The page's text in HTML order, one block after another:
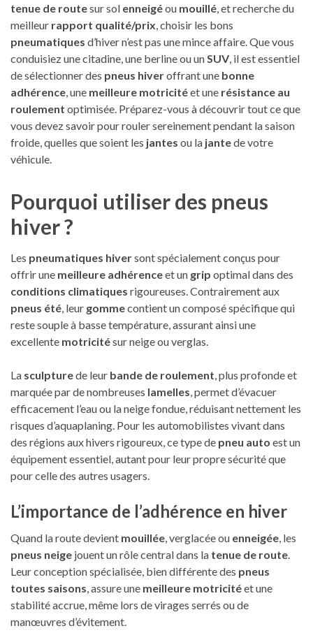
tenue de routesur sol enneigéou mouillé , et recherche du
meilleur rapport qualité/prix , choisir les bons
pneumatiques d’hiver n’est pas une mince affaire. Que vous
conduisiez une citadine, une berline ou un SUV , il est essentiel
de sélectionner des pneus hiveroffrant une bonne
adhérence , une meilleure motricitéet une résistance au
roulement optimisée. Préparez-vous à découvrir tout ce que
vous devez savoir pour rouler sereinement pendant la saison
froide, quelles que soient les jantes ou la jantede votre
véhicule.
Pourquoi utiliser des pneus
hiver?
Les pneumatiques hiversont spécialement conçus pour
offrir une meilleure adhérenceet un grip optimal dans des
conditions climatiques rigoureuses. Contrairement aux
pneus été , leur gommecontient un composé spécifique qui
reste souple à basse température, assurant ainsi une
excellente motricitésur neige ou verglas.
La sculpturede leur bande de roulement , plus profonde et
marquée par de nombreuses lamelles , permet d’évacuer
efficacement l’eau ou la neige fondue, réduisant nettement les
risques d’aquaplaning. Pour les automobilistes vivant dans
des régions aux hivers rigoureux, ce type de pneu auto est un
équipement essentiel, autant pour leur propre sécurité que
pour celle des autres usagers.
L’importance de l’adhérence en hiver
Quand la route devient mouillée , verglacée ou enneigée , les
pneus neige jouent un rôle central dans la tenue de route
Leur conception spécialisée, bien différente des pneus
toutes saisons , assure une meilleure motricitéet une
stabilité accrue, même lors de virages serrés ou de
manœuvres d’évitement.